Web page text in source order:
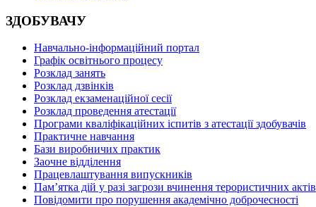
ЗДОБУВАЧУ
Навчально-інформаційний портал
Графік освітнього процесу
Розклад занять
Розклад дзвінків
Розклад екзаменаційної сесії
Розклад проведення атестації
Програми кваліфікаційних іспитів з атестації здобувачів
Практичне навчання
Бази виробничих практик
Заочне відділення
Працевлаштування випускників
Пам’ятка дій у разі загрози вчинення терористичних актів
Повідомити про порушення академічно доброчесності